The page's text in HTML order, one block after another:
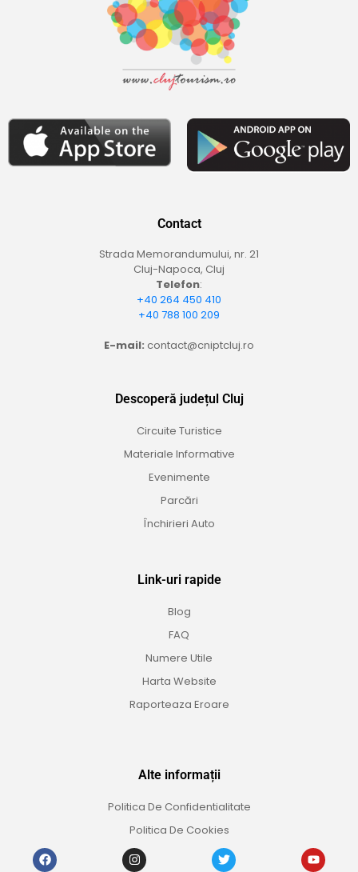
Contact
Strada Memorandumului, nr. 21
Cluj-Napoca, Cluj
Telefon:
+40 264 450 410
+40 788 100 209
E-mail: contact@cniptcluj.ro
Descoperă județul Cluj
Circuite Turistice
Materiale Informative
Evenimente
Parcări
Închirieri Auto
Link-uri rapide
Blog
FAQ
Numere Utile
Harta Website
Raporteaza Eroare
Alte informații
Politica De Confidentialitate
Politica De Cookies